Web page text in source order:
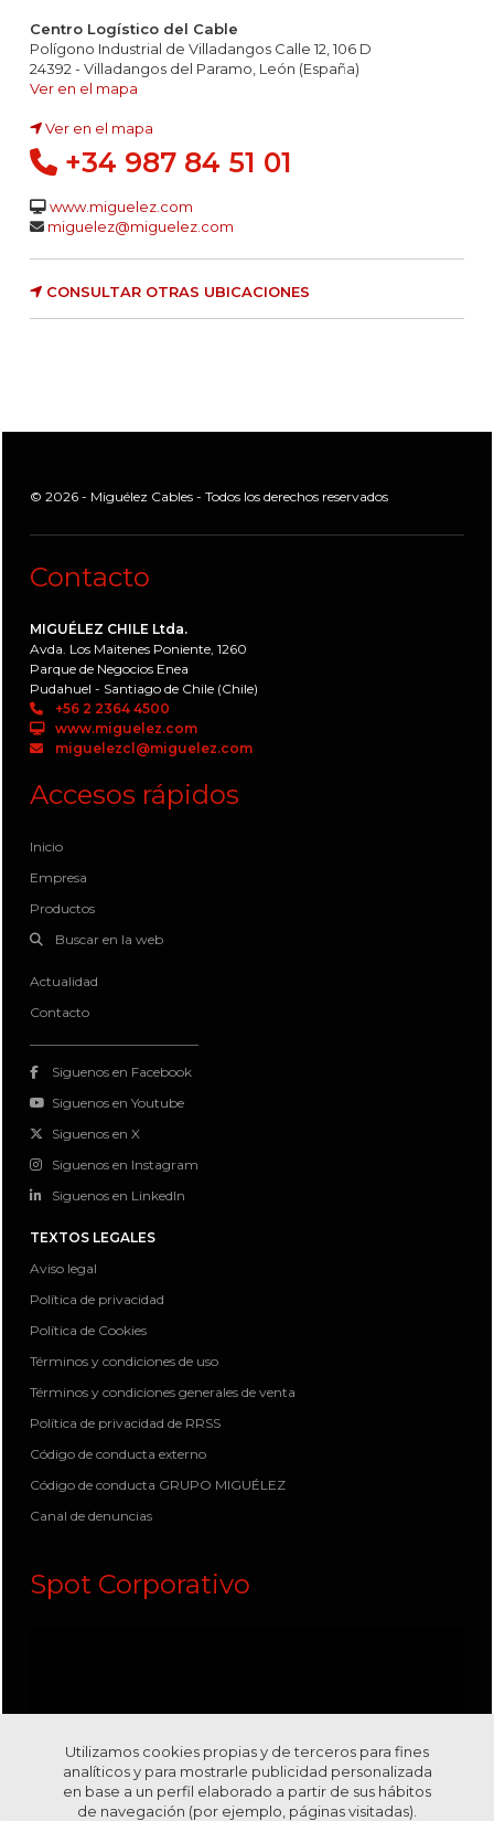
Centro Logístico del Cable
Polígono Industrial de Villadangos Calle 12, 106 D
24392 - Villadangos del Paramo, León (España)
Ver en el mapa
Ver en el mapa
+34 987 84 51 01
www.miguelez.com
miguelez@miguelez.com
CONSULTAR OTRAS UBICACIONES
© 2026 - Miguélez Cables - Todos los derechos reservados
Contacto
MIGUÉLEZ CHILE Ltda.
Avda. Los Maitenes Poniente, 1260
Parque de Negocios Enea
Pudahuel - Santiago de Chile (Chile)
+56 2 2364 4500
www.miguelez.com
miguelezcl@miguelez.com
Accesos rápidos
Inicio
Empresa
Productos
Buscar en la web
Actualidad
Contacto
Siguenos en Facebook
Siguenos en Youtube
Siguenos en X
Siguenos en Instagram
Siguenos en LinkedIn
TEXTOS LEGALES
Aviso legal
Política de privacidad
Política de Cookies
Términos y condiciones de uso
Términos y condiciones generales de venta
Política de privacidad de RRSS
Código de conducta externo
Código de conducta GRUPO MIGUÉLEZ
Canal de denuncias
Spot Corporativo
Utilizamos cookies propias y de terceros para fines
analíticos y para mostrarle publicidad personalizada
en base a un perfil elaborado a partir de sus hábitos
de navegación (por ejemplo, páginas visitadas).